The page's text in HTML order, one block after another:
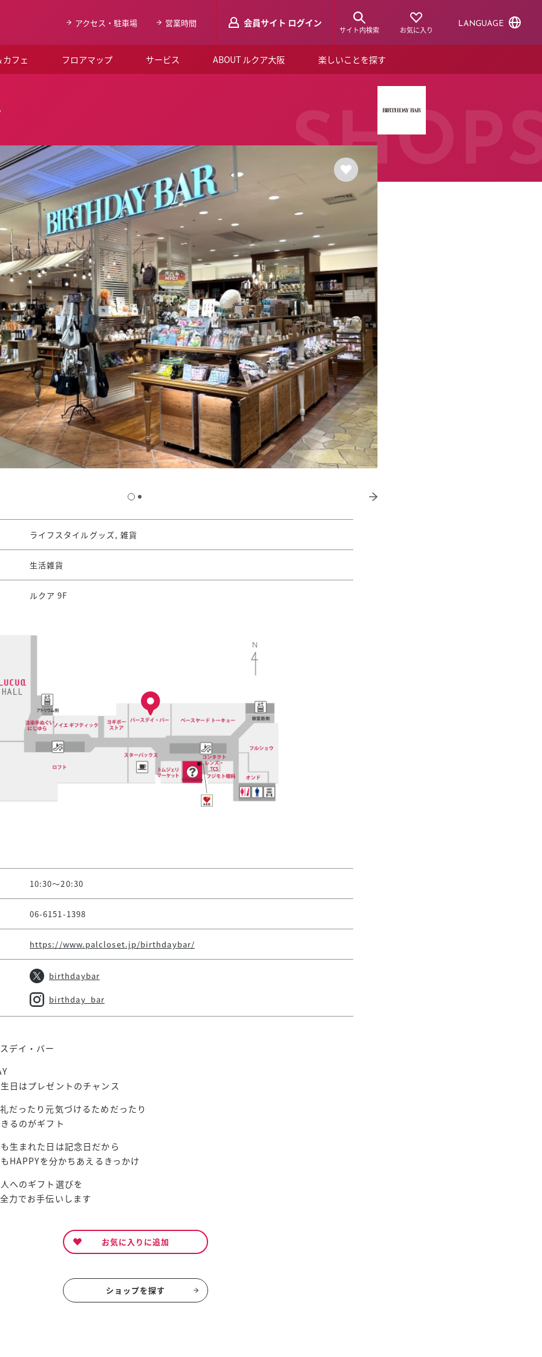
アクセス・駐車場 営業時間 会員サイト ログイン
サイト内検索 お気に入り
LANGUAGE
フェ フロアマップ サービス ABOUT ルクア大阪
よくあるご質問
お知らせ
SNSアカウント一覧
LUCUAブライダルクラブ
ルクア大阪イベントホール
スタッフ募集（長期で働きたい方）
スタッフ募集（スポットで働きたい
方）
楽しいことを探す
ショップニュース
ルクアスタイル
デジタルブック
ライフスタイルグッズ, 雑貨
生活雑貨
ルクア 9F
10:30～20:30
06-6151-1398
https://www.palcloset.jp/birthdaybar/
birthdaybar
birthday_bar
デイ・バー
日はプレゼントのチャンス
だったり元気づけるためだったり
るのがギフト
生まれた日は記念日だから
HAPPYを分かちあえるきっかけ
へのギフト選びを
力でお手伝いします
お気に入りに追加
ショップを探す